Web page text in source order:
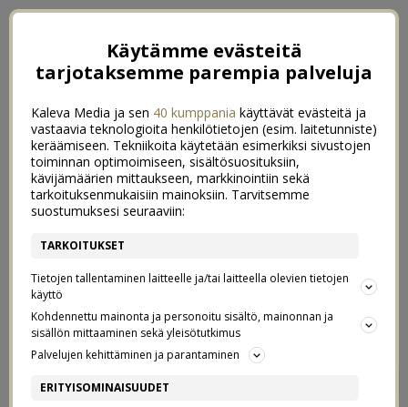
MÄ JA MUN KOIRA
Käytämme evästeitä
tarjotaksemme parempia palveluja
Kaleva Media ja sen 40 kumppania käyttävät evästeitä ja
vastaavia teknologioita henkilötietojen (esim. laitetunniste)
keräämiseen. Tekniikoita käytetään esimerkiksi sivustojen
toiminnan optimoimiseen, sisältösuosituksiin,
kävijämäärien mittaukseen, markkinointiin sekä
tarkoituksenmukaisiin mainoksiin. Tarvitsemme
suostumuksesi seuraaviin:
TARKOITUKSET
Tietojen tallentaminen laitteelle ja/tai laitteella olevien tietojen
käyttö
Kohdennettu mainonta ja personoitu sisältö, mainonnan ja
sisällön mittaaminen sekä yleisötutkimus
Palvelujen kehittäminen ja parantaminen
ERITYISOMINAISUUDET